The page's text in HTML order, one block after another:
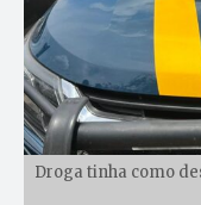
Droga tinha como